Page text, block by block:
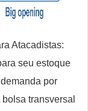
Atacadistas:
seu estoque
por
transversal